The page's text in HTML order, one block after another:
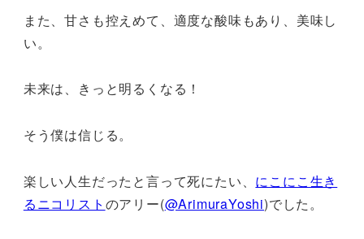
また、甘さも控えめて、適度な酸味もあり、美味し
い。
未来は、きっと明るくなる！
そう僕は信じる。
楽しい人生だったと言って死にたい、 にこにこ生き
るニコリスト のアリー(@ArimuraYoshi)でした。